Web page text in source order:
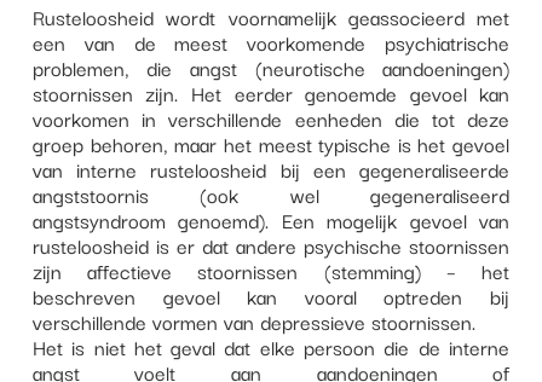
Rusteloosheid wordt voornamelijk geassocieerd met
een van de meest voorkomende psychiatrische
problemen, die angst (neurotische aandoeningen)
stoornissen zijn. Het eerder genoemde gevoel kan
voorkomen in verschillende eenheden die tot deze
groep behoren, maar het meest typische is het gevoel
van interne rusteloosheid bij een gegeneraliseerde
angststoornis (ook wel gegeneraliseerd
angstsyndroom genoemd). Een mogelijk gevoel van
rusteloosheid is er dat andere psychische stoornissen
zijn affectieve stoornissen (stemming) – het
beschreven gevoel kan vooral optreden bij
verschillende vormen van depressieve stoornissen.
Het is niet het geval dat elke persoon die de interne
angst voelt aan aandoeningen of